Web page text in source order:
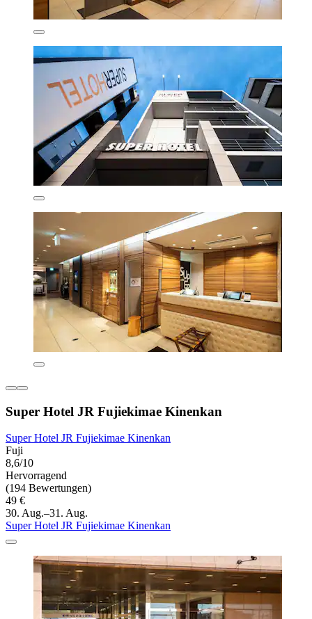
Super Hotel JR Fujiekimae Kinenkan
Super Hotel JR Fujiekimae Kinenkan
Fuji
8,6/10
Hervorragend
(194 Bewertungen)
49 €
30. Aug.–31. Aug.
Super Hotel JR Fujiekimae Kinenkan